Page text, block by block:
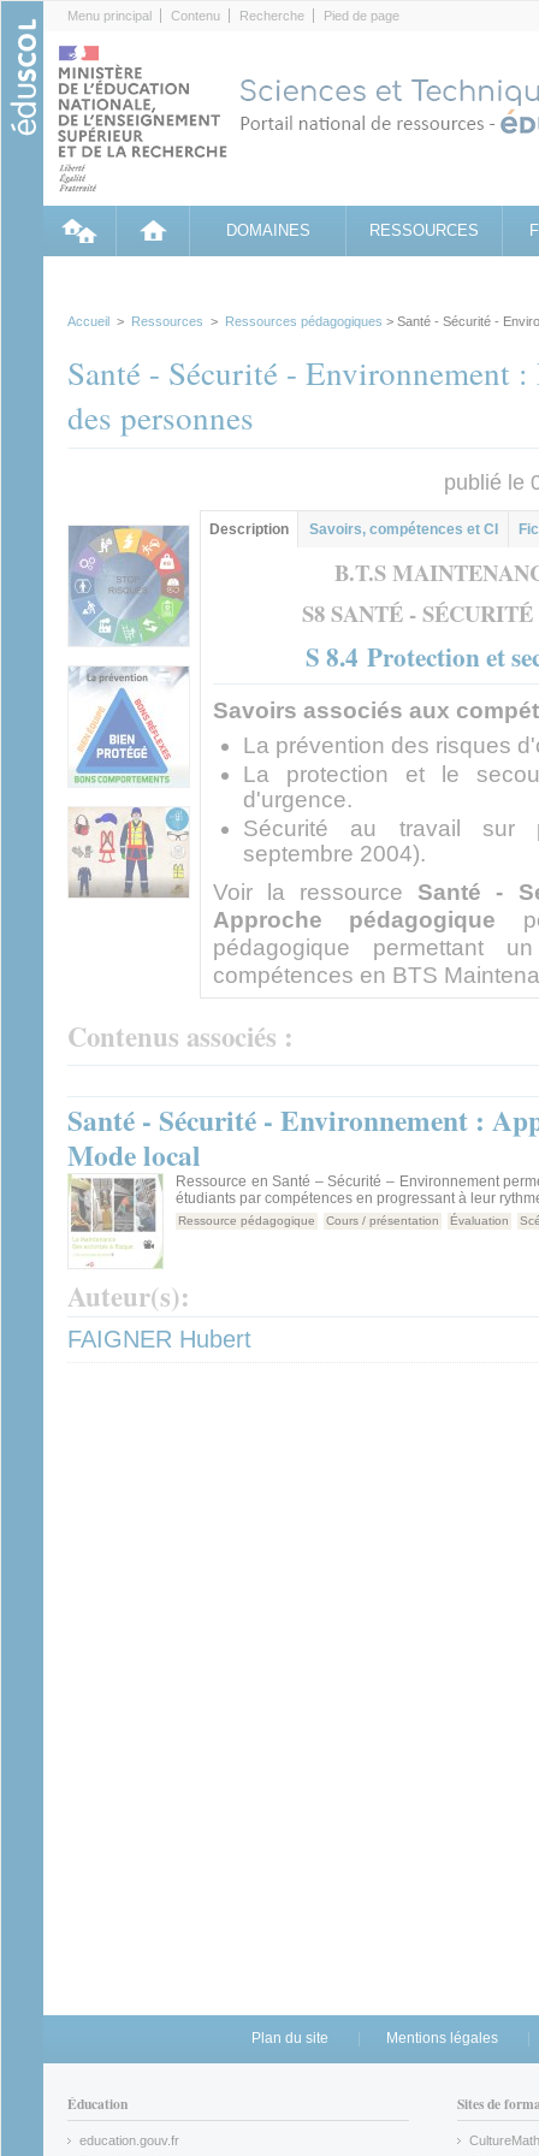
Menu principal Contenu Recherche Pied de page
DOMAINES RESSOURCES
Accueil > Ressources > Ressources pédagogiques > Santé - Sécurité -
Santé - Sécurité - Environnement
des personnes
publié le
Contenu principal
Description (onglet
actif)
Savoirs, compétences et CI
B.T.S
S8 SANTÉ -
S 8.4 Protection et
Savoirs associés aux
La prévention des risques
La protection et le
d'urgence.
Sécurité au travail sur
septembre 2004).
Voir la ressource Santé -
Approche pédagogique
pédagogique permettant
compétences en BTS
Contenus associés :
Santé - Sécurité - Environnement :
Mode local
Ressource en Santé – Sécurité – Environnement
étudiants par compétences en progressant à leur
Ressource pédagogique Cours / présentation Évaluation
Auteur(s):
FAIGNER Hubert
Plan du site Mentions légales
Éducation
education.gouv.fr
Sites de
CultureMath